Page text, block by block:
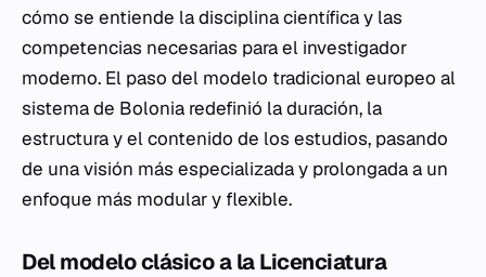
cómo se entiende la disciplina científica y las
competencias necesarias para el investigador
moderno. El paso del modelo tradicional europeo al
sistema de Bolonia redefinió la duración, la
estructura y el contenido de los estudios, pasando
de una visión más especializada y prolongada a un
enfoque más modular y flexible.
Del modelo clásico a la Licenciatura